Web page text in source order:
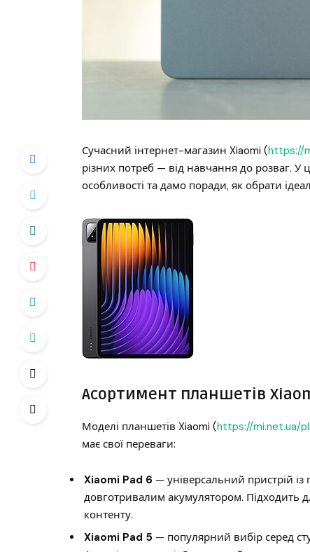
Сучасний інтернет-магазин Xiaomi (https://
різних потреб — від навчання до розваг. У
особливості та дамо поради, як обрати
Асортимент планшетів
Моделі планшетів Xiaomi (https://mi.net.ua/
має свої переваги:
Xiaomi Pad 6 — універсальний пристрій
довготривалим акумулятором. Підходить
контенту.
Xiaomi Pad 5 — популярний вибір серед